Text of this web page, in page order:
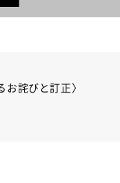
お詫びと訂正〉